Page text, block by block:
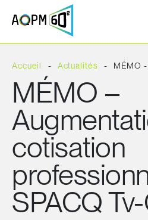
Accueil Actualités MÉMO
MÉMO –
cotisation
SPACQ